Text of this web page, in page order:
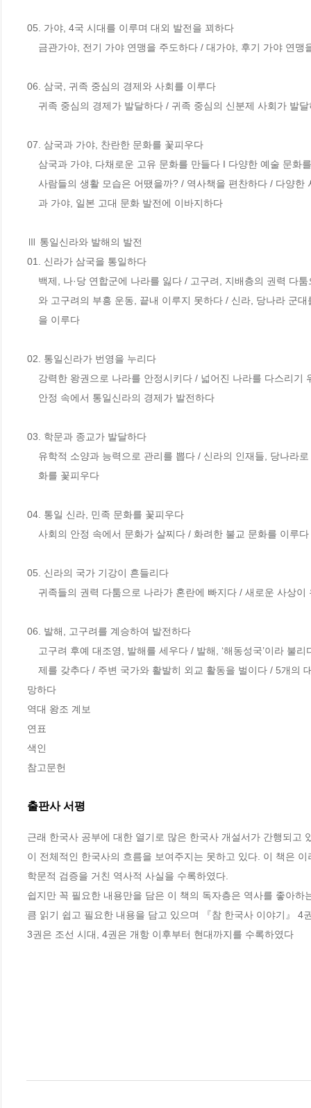
05. 가야, 4국 시대를 이루며 대외 발전을 꾀하다
06. 삼국, 귀족 중심의 경제와 사회를 이루다
07. 삼국과 가야, 찬란한 문화를 꽃피우다
Ⅲ 통일신라와 발해의 발전
01. 신라가 삼국을 통일하다
02. 통일신라가 번영을 누리다
03. 학문과 종교가 발달하다
04. 통일 신라, 민족 문화를 꽃피우다
05. 신라의 국가 기강이 흔들리다
06. 발해, 고구려를 계승하여 발전하다
망하다
역대 왕조 계보
연표
색인
참고문헌
출판사 서평
근래 한국사 공부에 대한 열기로 많은 한국사 개설서가 간행되고
이 전체적인 한국사의 흐름을 보여주지는 못하고 있다. 이 책은
학문적 검증을 거친 역사적 사실을 수록하였다.
쉽지만 꼭 필요한 내용만을 담은 이 책의 독자층은 역사를 좋아
큼 읽기 쉽고 필요한 내용을 담고 있으며 『참 한국사 이야기』
3권은 조선 시대, 4권은 개항 이후부터 현대까지를 수록하였다